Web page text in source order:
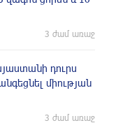
3 ժամ առաջ
դուրս
միության
3 ժամ առաջ